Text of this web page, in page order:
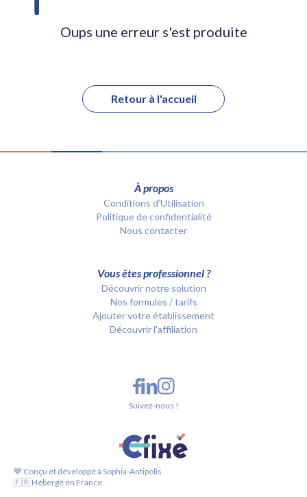
Oups une erreur s'est produite
Retour à l'accueil
À propos
Conditions d’Utilisation
Politique de confidentialité
Nous contacter
Vous êtes professionnel ?
Découvrir notre solution
Nos formules / tarifs
Ajouter votre établissement
Découvrir l'affiliation
💙 Conçu et développé à Sophia-Antipolis
🇫🇷 Hébergé en France
Suivez-nous !